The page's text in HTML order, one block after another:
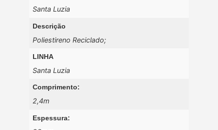
Santa Luzia
Descrição
Poliestireno Reciclado;
LINHA
Santa Luzia
Comprimento:
2,4m
Espessura: